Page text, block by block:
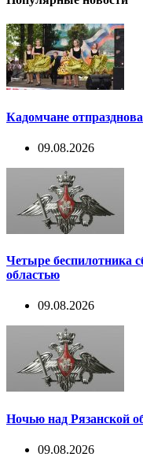
Кадомчане
09.08.2026
Четыре беспилотника
областью
09.08.2026
Ночью над Рязанской
09.08.2026